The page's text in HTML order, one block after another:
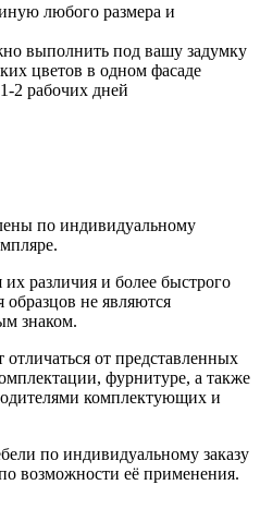
любого размера и
выполнить под вашу задумку
цветов в одном фасаде
2 рабочих дней
по индивидуальному
различия и более быстрого
образцов не являются
знаком.
от представленных
фурнитуре, а также
комплектующих и
по индивидуальному заказу
возможности её применения.